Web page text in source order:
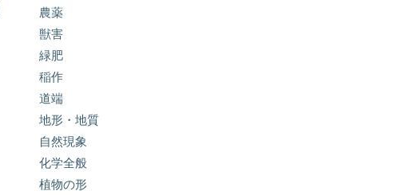
農薬
獣害
緑肥
稲作
道端
地形・地質
自然現象
化学全般
植物の形